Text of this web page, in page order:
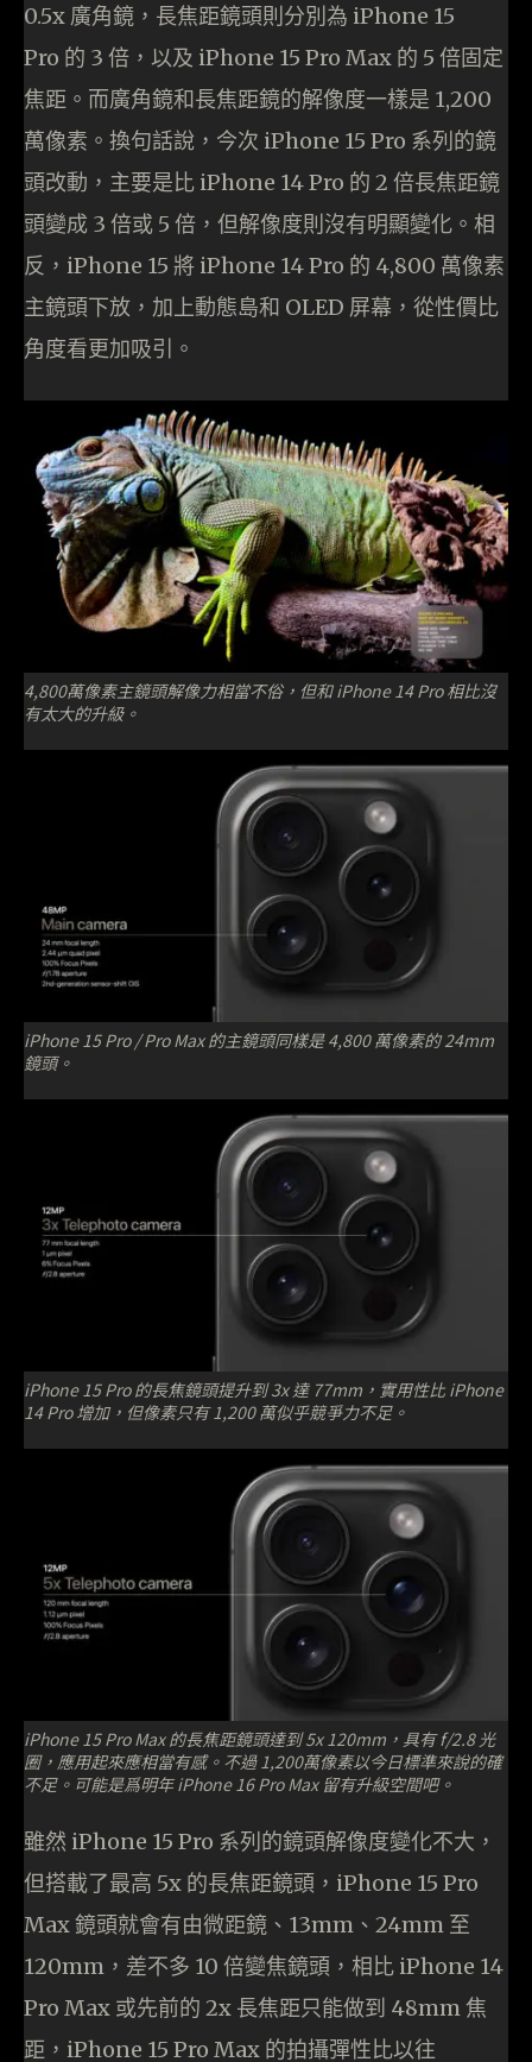
0.5x 廣角鏡，長焦距鏡頭則分別為 iPhone 15
Pro 的 3 倍，以及 iPhone 15 Pro Max 的 5 倍固定
焦距。而廣角鏡和長焦距鏡的解像度一樣是 1,200
萬像素。換句話說，今次 iPhone 15 Pro 系列的鏡
頭改動，主要是比 iPhone 14 Pro 的 2 倍長焦距鏡
頭變成 3 倍或 5 倍，但解像度則沒有明顯變化。相
反，iPhone 15 將 iPhone 14 Pro 的 4,800 萬像素
主鏡頭下放，加上動態島和 OLED 屏幕，從性價比
角度看更加吸引。
4,800萬像素主鏡頭解像力相當不俗，但和 iPhone 14 Pro 相比沒
有太大的升級。
iPhone 15 Pro / Pro Max 的主鏡頭同樣是 4,800 萬像素的 24mm
鏡頭。
iPhone 15 Pro 的長焦鏡頭提升到 3x 達 77mm，實用性比 iPhone
14 Pro 增加，但像素只有 1,200 萬似乎競爭力不足。
iPhone 15 Pro Max 的長焦距鏡頭達到 5x 120mm，具有 f/2.8 光
圈，應用起來應相當有感。不過 1,200萬像素以今日標準來說的確
不足。可能是爲明年 iPhone 16 Pro Max 留有升級空間吧。
雖然 iPhone 15 Pro 系列的鏡頭解像度變化不大，
但搭載了最高 5x 的長焦距鏡頭，iPhone 15 Pro
Max 鏡頭就會有由微距鏡、13mm、24mm 至
120mm，差不多 10 倍變焦鏡頭，相比 iPhone 14
Pro Max 或先前的 2x 長焦距只能做到 48mm 焦
距，iPhone 15 Pro Max 的拍攝彈性比以往